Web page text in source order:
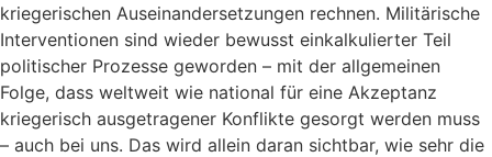
kriegerischen Auseinandersetzungen rechnen. Militärische
Interventionen sind wieder bewusst einkalkulierter Teil
politischer Prozesse geworden – mit der allgemeinen
Folge, dass weltweit wie national für eine Akzeptanz
kriegerisch ausgetragener Konflikte gesorgt werden muss
– auch bei uns. Das wird allein daran sichtbar, wie sehr die